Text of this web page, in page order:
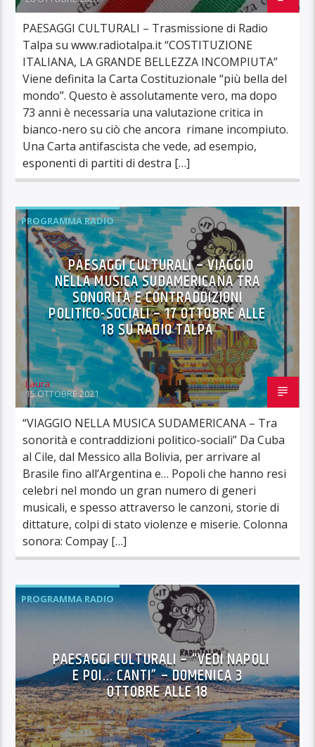
PAESAGGI CULTURALI – Trasmissione di Radio
Talpa su www.radiotalpa.it “COSTITUZIONE
ITALIANA, LA GRANDE BELLEZZA INCOMPIUTA”
Viene definita la Carta Costituzionale “più bella del
mondo”. Questo è assolutamente vero, ma dopo
73 anni è necessaria una valutazione critica in
bianco-nero su ciò che ancora rimane incompiuto.
Una Carta antifascista che vede, ad esempio,
esponenti di partiti di destra […]
PROGRAMMA RADIO
PAESAGGI CULTURALI – VIAGGIO
NELLA MUSICA SUDAMERICANA TRA
SONORITÀ E CONTRADDIZIONI
POLITICO-SOCIALI – 17 OTTOBRE ALLE
18 SU RADIO TALPA
Laura
15 OTTOBRE 2021
“VIAGGIO NELLA MUSICA SUDAMERICANA – Tra
sonorità e contraddizioni politico-sociali” Da Cuba
al Cile, dal Messico alla Bolivia, per arrivare al
Brasile fino all’Argentina e… Popoli che hanno resi
celebri nel mondo un gran numero di generi
musicali, e spesso attraverso le canzoni, storie di
dittature, colpi di stato violenze e miserie. Colonna
sonora: Compay […]
PROGRAMMA RADIO
PAESAGGI CULTURALI – “VEDI NAPOLI
E POI… CANTI” – DOMENICA 3
OTTOBRE ALLE 18